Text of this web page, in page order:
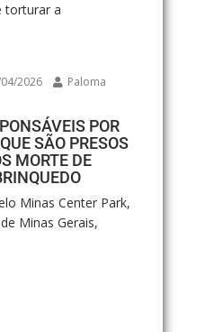
torturar a
2026
Paloma
POR
SÃO PRESOS
MORTE DE
Minas Center Park,
Minas Gerais,